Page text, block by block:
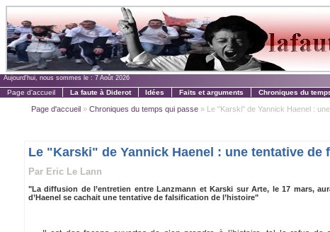
Aujourd'hui, nous sommes le : 7 Août 2026
Page d'accueil La faute à Diderot Idées Faits et arguments Chroniques du
Page d'accueil» Chroniques du temps qui passe» Le "Karski" de Yannick Haenel :
Le "Karski" de Yannick Haenel : une tentative de
Par Eric Le Lann
"La diffusion de l’entretien entre Lanzmann et Karski sur Arte, le 17 mars,
d’Haenel se cachait une tentative de falsification de l’histoire"